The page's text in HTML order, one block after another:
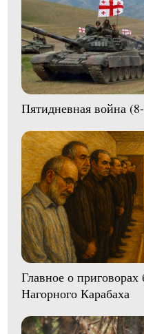
Пятидневная война
Главное о
Нагорного Карабаха